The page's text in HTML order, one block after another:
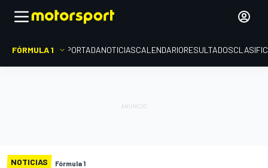
FÓRMULA 1 PORTADANOTICIASCALENDARIORESULTADOS
NOTICIAS Fórmula 1